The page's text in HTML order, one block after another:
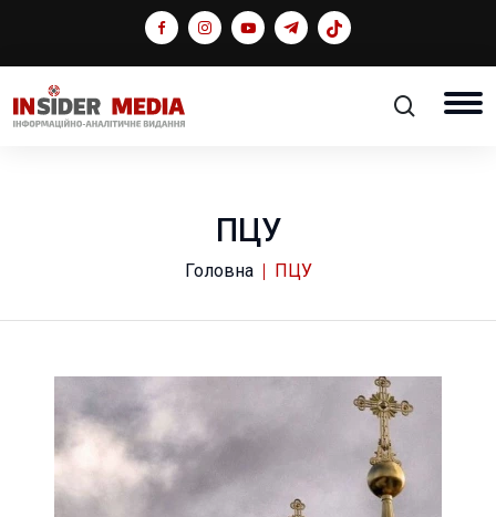
ПЦУ
Головна ПЦУ